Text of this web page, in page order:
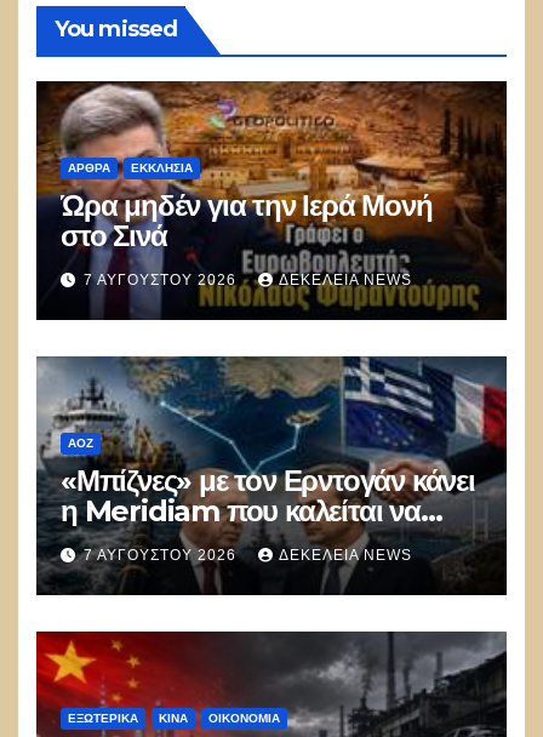
You missed
ΑΡΘΡΑ ΕΚΚΛΗΣΊΑ
Ώρα μηδέν για την Ιερά Μονή
στο Σινά
7 ΑΥΓΟΎΣΤΟΥ 2026 ΔΕΚΈΛΕΙΑ NEWS
ΑΟΖ
«Μπίζνες» με τον Ερντογάν κάνει
η Meridiam που καλείται να
ξεμπλοκάρει το καλώδιο
Ελλάδας–Κύπρου
7 ΑΥΓΟΎΣΤΟΥ 2026 ΔΕΚΈΛΕΙΑ NEWS
ΕΞΩΤΕΡΙΚΑ ΚΊΝΑ ΟΙΚΟΝΟΜΙΑ